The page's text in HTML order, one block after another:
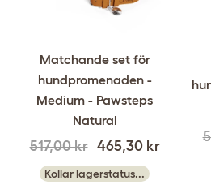
Matchande set för
hundpromenaden -
Medium - Pawsteps
Natural
517,00 kr 465,30 kr
Kollar lagerstatus...